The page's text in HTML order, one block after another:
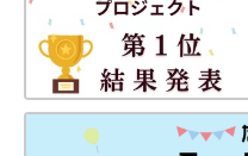
ます。蜘蛛の巣親分、倉を
ろが、敵は姿の見えないか
する？